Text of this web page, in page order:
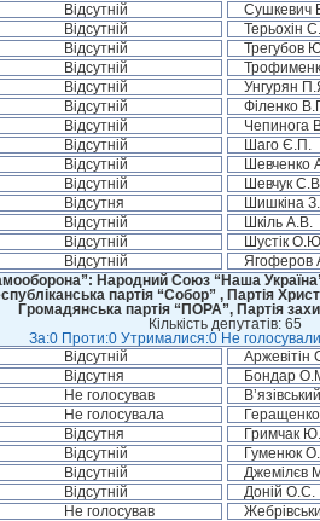
Відсутній Сушкевич
Відсутній Терьохін
Відсутній Трегубов
Відсутній
Відсутній Унгурян
Відсутній Філенко
Відсутній Чепинога
Відсутній Шаго Є.П.
Відсутній Шевченко
Відсутній Шевчук
Відсутня Шишкіна
Відсутній Шкіль А.В.
Відсутній Шустік
Відсутній Ягоферов
Народний Союз “Наша
партія “Собор” , Партія
Громадянська партія “ПОРА”, Партія
Кількість депутатів: 65
За:0 Проти:0 Утрималися:0 Не
Відсутній Аржевітін
Відсутня Бондар
Не голосував
Не голосувала Геращенко
Відсутня Гримчак
Відсутній Гуменюк
Відсутній Джемілєв
Відсутній Доній О.С.
Не голосував